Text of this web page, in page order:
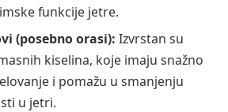
funkcije jetre.
(posebno orasi): Izvrstan su
kiselina, koje imaju snažno
i pomažu u smanjenju
u jetri.